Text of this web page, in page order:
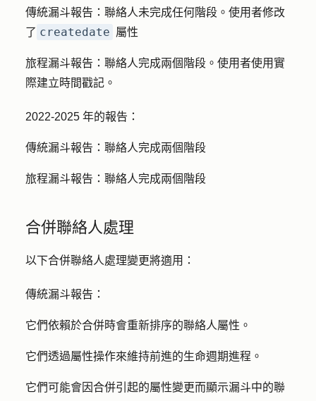
傳統漏斗報告： 聯絡人未完成任何階段。使用者修改
了 createdate 屬性
旅程漏斗報告： 聯絡人完成兩個階段。使用者使用實
際建立時間戳記。
2022-2025 年的報告：
傳統漏斗報告： 聯絡人完成兩個階段
旅程漏斗報告： 聯絡人完成兩個階段
合併聯絡人處理
以下合併聯絡人處理變更將適用：
傳統漏斗報告：
它們依賴於合併時會重新排序的聯絡人屬性。
它們透過屬性操作來維持前進的生命週期進程。
它們可能會因合併引起的屬性變更而顯示漏斗中的聯